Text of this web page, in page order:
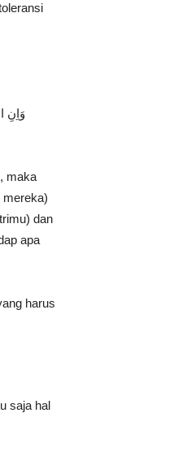
وَاِنِ
maka
mereka)
dan
apa
harus
saja hal